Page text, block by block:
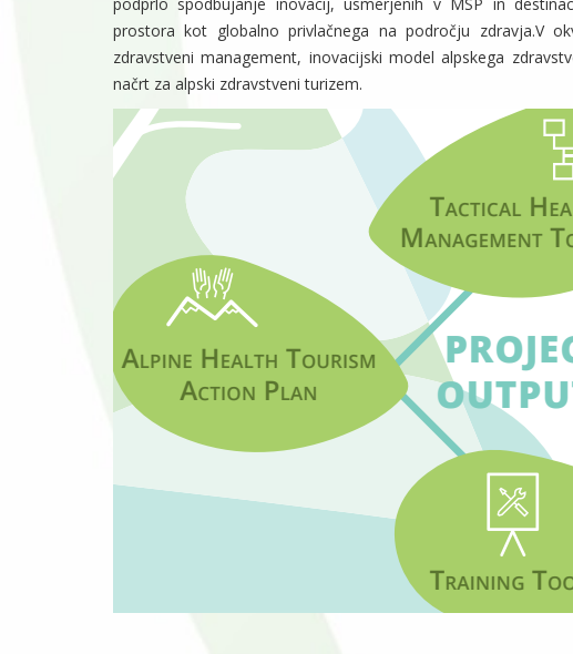
prostora kot globalno privlačnega na področju zdravja.V
zdravstveni management, inovacijski model alpskega
načrt za alpski zdravstveni turizem.